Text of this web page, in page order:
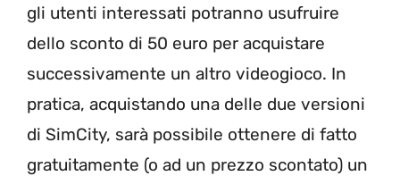
gli utenti interessati potranno usufruire
dello sconto di 50 euro per acquistare
successivamente un altro videogioco. In
pratica, acquistando una delle due versioni
di SimCity, sarà possibile ottenere di fatto
gratuitamente (o ad un prezzo scontato) un